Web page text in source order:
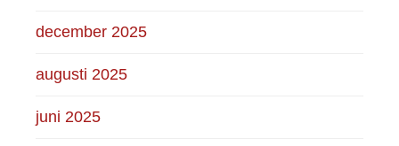
december 2025
augusti 2025
juni 2025